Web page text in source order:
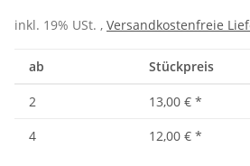
inkl. 19% USt. , Versandkostenfreie
ab Stückpreis
2 13,00 € *
4
12,00 € *